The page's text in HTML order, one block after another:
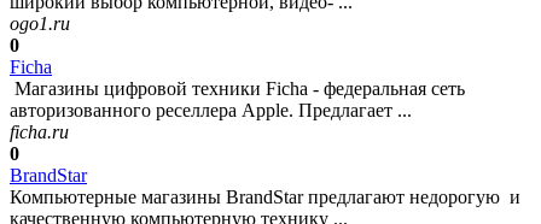
ogo1.ru
0
Ficha
Магазины цифровой техники Ficha - федеральная сеть
авторизованного реселлера Apple. Предлагает ...
ficha.ru
0
BrandStar
Компьютерные магазины BrandStar предлагают недорогую и
качественную компьютерную технику ...